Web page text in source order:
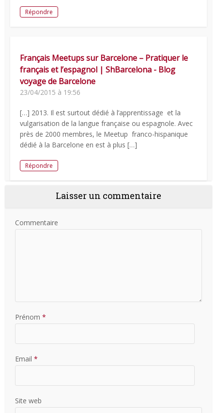
Répondre
Français Meetups sur Barcelone – Pratiquer le
français et l’espagnol | ShBarcelona - Blog
voyage de Barcelone
23/04/2015 à 19:56
[…] 2013. Il est surtout dédié à l’apprentissage et la
vulgarisation de la langue française ou espagnole. Avec
près de 2000 membres, le Meetup franco-hispanique
dédié à la Barcelone en est à plus […]
Répondre
Laisser un commentaire
Commentaire
Prénom *
Email *
Site web